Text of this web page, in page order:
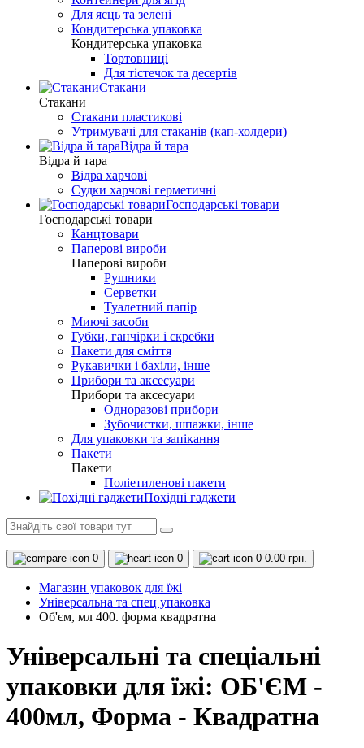
Для яєць та зелені
Кондитерська упаковка
Кондитерська упаковка
Тортовниці
Для тістечок та десертів
Стакани
Стакани
Стакани пластикові
Утримувачі для стаканів (кап-холдери)
Відра й тара
Відра й тара
Відра харчові
Судки харчові герметичні
Господарські товари
Господарські товари
Канцтовари
Паперові вироби
Паперові вироби
Рушники
Серветки
Туалетний папір
Миючі засоби
Губки, ганчірки і скребки
Пакети для сміття
Рукавички і бахіли, інше
Прибори та аксесуари
Прибори та аксесуари
Одноразові прибори
Зубочистки, шпажки, інше
Для упаковки та запікання
Пакети
Пакети
Поліетиленові пакети
Похідні гаджети
0 0 0 0.00 грн.
Магазин упаковок для їжі
Універсальна та спец упаковка
Об'єм, мл 400. форма квадратна
Універсальні та спеціальні
упаковки для їжі: ОБ'ЄМ -
400мл, Форма - Квадратна